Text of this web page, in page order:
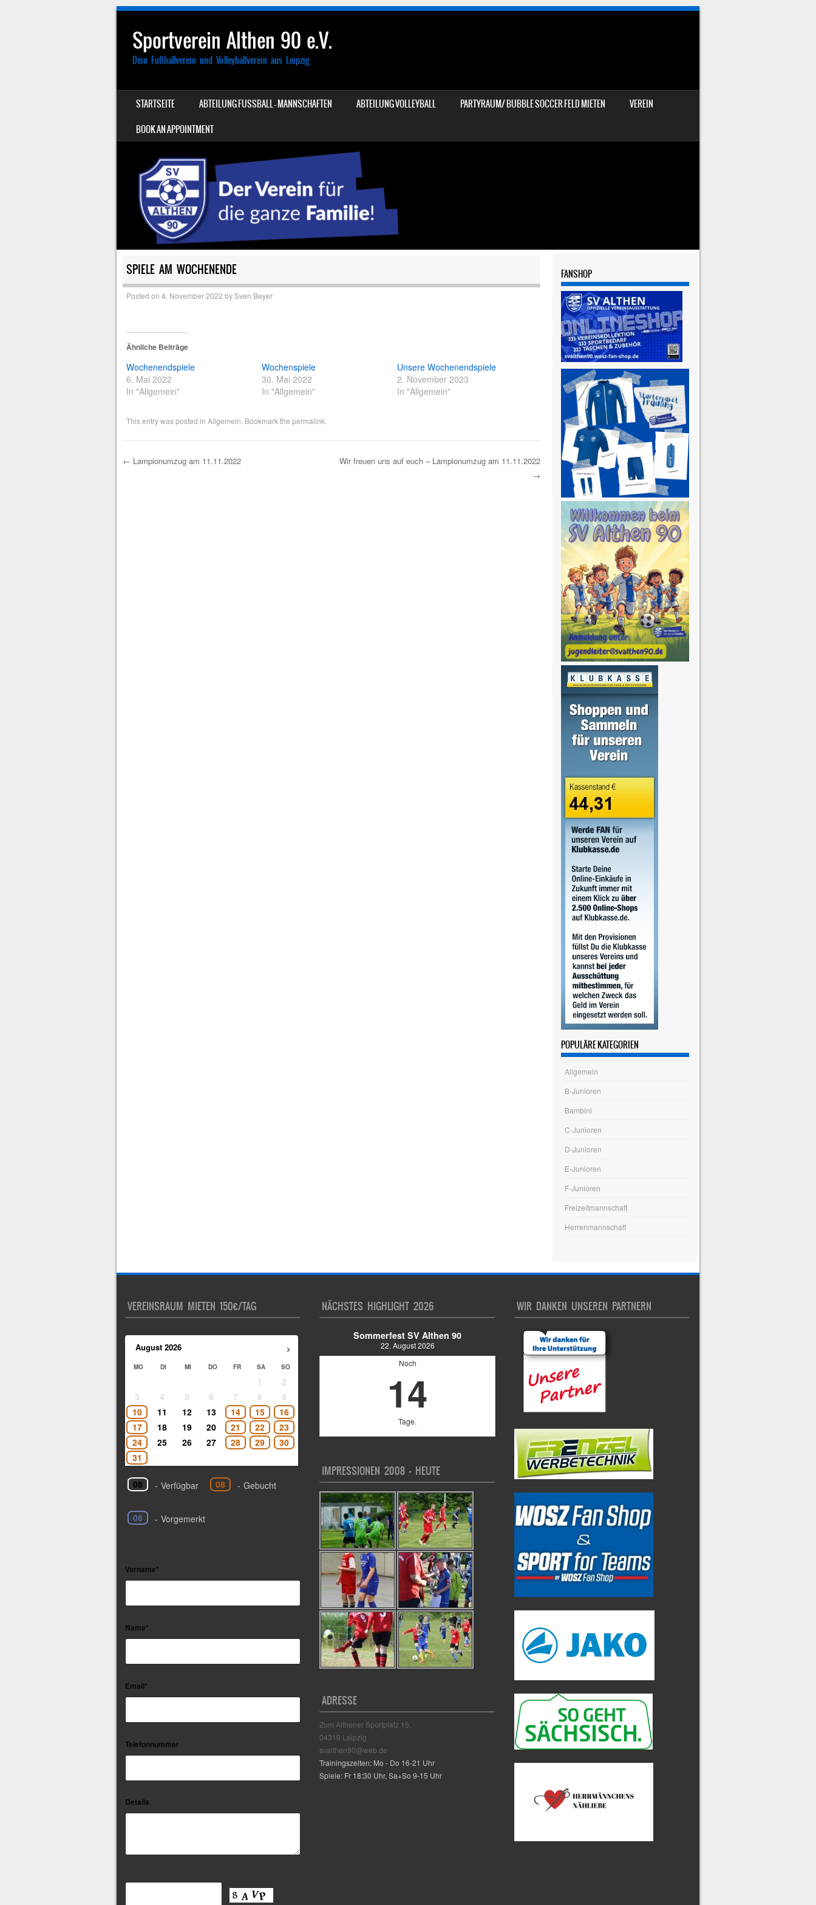
Sportverein Althen 90 e.V.
Dein Fußballverein und Volleyballverein aus Leipzig
MENU
SKIP TO CONTENT
STARTSEITE ABTEILUNG FUSSBALL – MANNSCHAFTEN ABTEILUNG VOLLEYBALL PARTYRAUM/ BUBBLE SOCCER FELD MIETEN
VEREIN
BOOK AN APPOINTMENT
SPIELE AM WOCHENENDE
Posted on 4. November 2022 bySven Beyer
Ähnliche Beiträge
Wochenendspiele
6. Mai 2022
In "Allgemein"
Wochenspiele
30. Mai 2022
In "Allgemein"
Unsere Wochenendspiele
2. November 2023
In "Allgemein"
This entry was posted in Allgemein . Bookmark the permalink
← Lampionumzug am 11.11.2022
Wir freuen uns auf euch – Lampionumzug am 11.11.2022
→
FANSHOP
POPULÄRE KATEGORIEN
Allgemein
B-Junioren
Bambini
C-Junioren
D-Junioren
E-Junioren
F-Junioren
Freizeitmannschaft
Herrenmannschaft
VEREINSRAUM MIETEN 150€/TAG
›
August 2026
MO DI MI DO FR SA SO
1
2
3
4 5 6 7 8
9
10
11 12 13 14 15
16
17
18 19 20 21 22
23
24
25 26 27 28 29
30
31
08 - Verfügbar 08 - Gebucht
08 - Vorgemerkt
Vorname*
Name*
Email*
Telefonnummer
Details
NÄCHSTES HIGHLIGHT 2026
Sommerfest SV Althen 90
22. August 2026
Noch
14
Tage.
IMPRESSIONEN 2008 – HEUTE
ADRESSE
Zum Althener Sportplatz 15,
04319 Leipzig
svalthen90@web.de
Trainingszeiten: Mo - Do 16-21 Uhr
Spiele: Fr 18:30 Uhr, Sa+So 9-15 Uhr
WIR DANKEN UNSEREN PARTNERN